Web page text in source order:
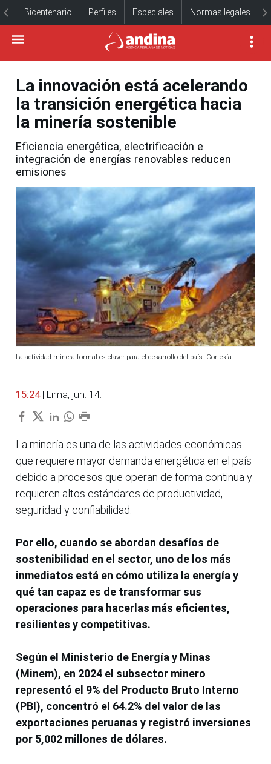
Bicentenario Perfiles Especiales Normas legales
La innovación está acelerando
la transición energética hacia
la minería sostenible
Eficiencia energética, electrificación e
integración de energías renovables reducen
emisiones
La actividad minera formal es claver para el desarrollo del país. Cortesía
15:24 | Lima, jun. 14.
La minería es una de las actividades económicas
que requiere mayor demanda energética en el país
debido a procesos que operan de forma continua y
requieren altos estándares de productividad,
seguridad y confiabilidad.
Por ello, cuando se abordan desafíos de
sostenibilidad en el sector, uno de los más
inmediatos está en cómo utiliza la energía y
qué tan capaz es de transformar sus
operaciones para hacerlas más eficientes,
resilientes y competitivas.
Según el Ministerio de Energía y Minas
(Minem), en 2024 el subsector minero
representó el 9% del Producto Bruto Interno
(PBI), concentró el 64.2% del valor de las
exportaciones peruanas y registró inversiones
por 5,002 millones de dólares.